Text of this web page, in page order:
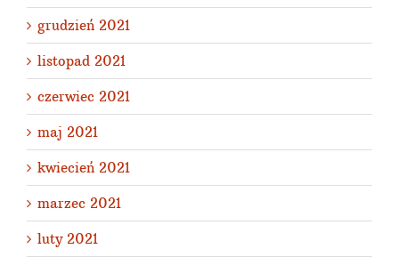
grudzień 2021
listopad 2021
czerwiec 2021
maj 2021
kwiecień 2021
marzec 2021
luty 2021